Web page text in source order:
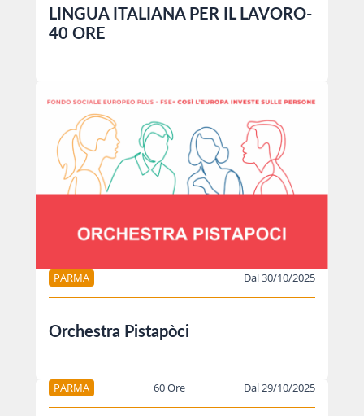
LINGUA ITALIANA PER IL LAVORO-
40 ORE
PARMA Dal 30/10/2025
Orchestra Pistapòci
PARMA 60 Ore Dal 29/10/2025